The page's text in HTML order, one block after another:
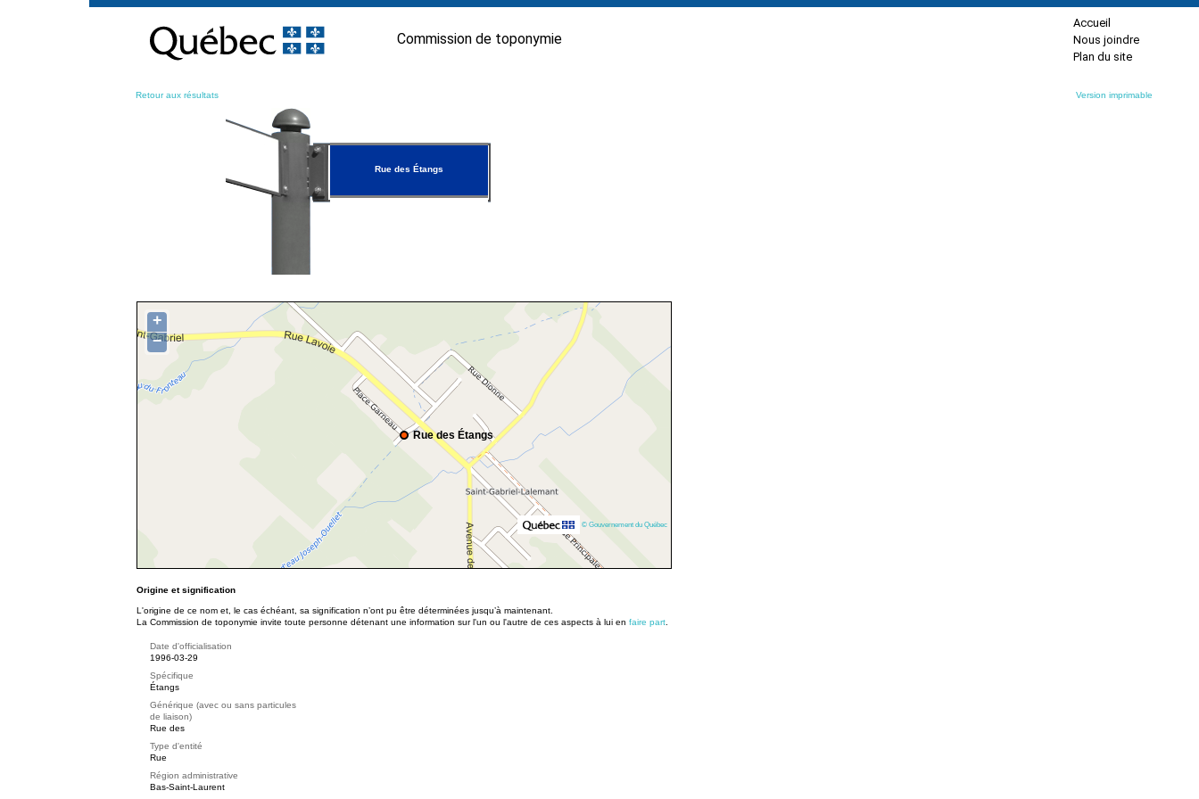
contenu
Commission de toponymie
Accueil
Nous joindre
Plan du site
Retour aux résultats Version imprimable
Rue des Étangs
Rue des Étangs
+
−
© Gouvernement du Québec
Origine et signification
L'origine de ce nom et, le cas échéant, sa signification n’ont pu être déterminées jusqu’à maintenant.
La Commission de toponymie invite toute personne détenant une information sur l'un ou l'autre de ces aspects à lui en faire part
Date d'officialisation
1996-03-29
Spécifique
Étangs
Générique (avec ou sans particules
de liaison)
Rue des
Type d'entité
Rue
Région administrative
Bas-Saint-Laurent